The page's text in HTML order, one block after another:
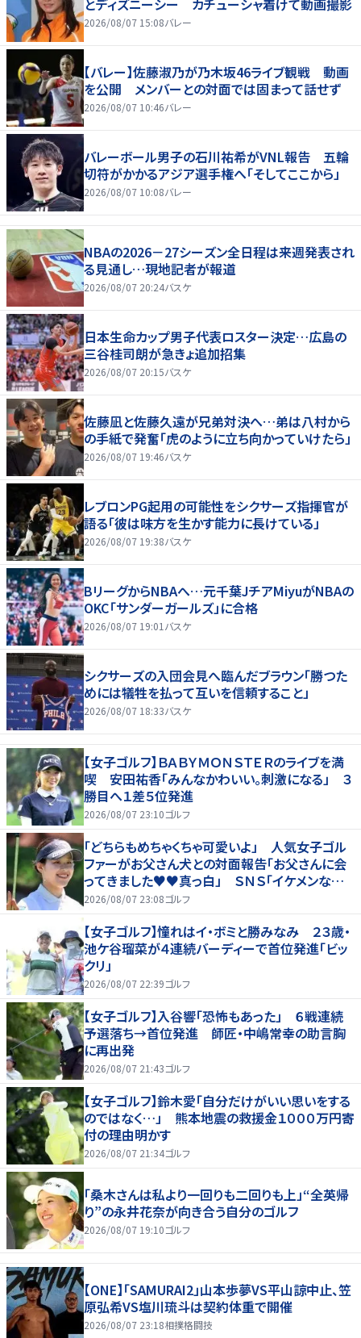
2026/08/07 15:08バレー
【バレー】佐藤淑乃が乃木坂46ライブ観戦 動画
を公開 メンバーとの対面では固まって話せず
2026/08/07 10:46バレー
バレーボール男子の石川祐希がVNL報告 五輪
切符がかかるアジア選手権へ「そしてここから」
2026/08/07 10:08バレー
NBAの2026－27シーズン全日程は来週発表され
る見通し…現地記者が報道
2026/08/07 20:24バスケ
日本生命カップ男子代表ロスター決定…広島の
三谷桂司朗が急きょ追加招集
2026/08/07 20:15バスケ
佐藤凪と佐藤久遠が兄弟対決へ…弟は八村から
の手紙で発奮「虎のように立ち向かっていけたら」
2026/08/07 19:46バスケ
レブロンPG起用の可能性をシクサーズ指揮官が
語る「彼は味方を生かす能力に長けている」
2026/08/07 19:38バスケ
BリーグからNBAへ…元千葉JチアMiyuがNBAの
OKC「サンダーガールズ」に合格
2026/08/07 19:01 バスケ
シクサーズの入団会見へ臨んだブラウン「勝つた
めには犠牲を払って互いを信頼すること」
2026/08/07 18:33バスケ
【女子ゴルフ】ＢＡＢＹＭＯＮＳＴＥＲのライブを満
喫 安田祐香「みんなかわいい。刺激になる」 ３
勝目へ１差５位発進
2026/08/07 23:10ゴルフ
「どちらもめちゃくちゃ可愛いよ」 人気女子ゴル
ファーがお父さん犬との対面報告「お父さんに会
ってきました♥♥真っ白」 ＳＮＳ「イケメンなお
父さん」「白戸家入りするんですか？」
2026/08/07 23:08ゴルフ
【女子ゴルフ】憧れはイ・ボミと勝みなみ ２３歳・
池ケ谷瑠菜が４連続バーディーで首位発進「ビッ
クリ」
2026/08/07 22:39ゴルフ
【女子ゴルフ】入谷響「恐怖もあった」 ６戦連続
予選落ち→首位発進 師匠・中嶋常幸の助言胸
に再出発
2026/08/07 21:43ゴルフ
【女子ゴルフ】鈴木愛「自分だけがいい思いをする
のではなく…」 熊本地震の救援金１０００万円寄
付の理由明かす
2026/08/07 21:34ゴルフ
「桑木さんは私より一回りも二回りも上」“全英帰
り”の永井花奈が向き合う自分のゴルフ
2026/08/07 19:10ゴルフ
【ONE】「SAMURAI2」山本歩夢VS平山諒中止、笠
原弘希VS塩川琉斗は契約体重で開催
2026/08/07 23:18相撲格闘技